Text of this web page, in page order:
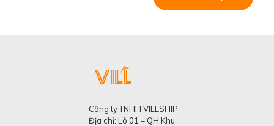
Công ty TNHH VILLSHIP
Địa chỉ: Lô 01 – QH Khu